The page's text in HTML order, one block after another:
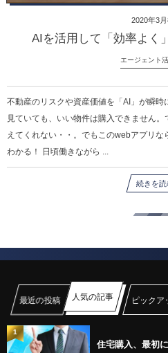
2020年3月
AIを活用して「効率よく
エージェント
不動産のリスクや資産価値を「AI」が瞬
見ていても、いい物件は購入できません
えてくれない・・。でもこのwebアプリ
わかる！ 日頃働きながら ...
続きを読
最近の投稿 人気の記事 ピックア
住宅購入、最初
1